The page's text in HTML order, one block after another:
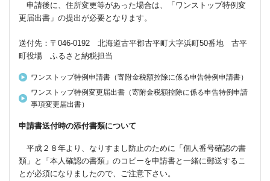
申請後に、住所変更等があった場合は、「ワンストップ特例変
更届出書」の提出が必要となります。
送付先：〒046-0192 北海道古平郡古平町大字浜町50番地 古平
町役場 ふるさと納税担当
ワンストップ特例申請書（寄附金税額控除に係る申告特例申請書）
ワンストップ特例変更届出書（寄附金税額控除に係る申告特例申請
事項変更届出書）
申請書送付時の添付書類について
平成２８年より、なりすまし防止のために「個人番号確認の書
類」と「本人確認の書類」のコピーを申請書と一緒に郵送するこ
とが必須になりましたので、ご注意下さい。